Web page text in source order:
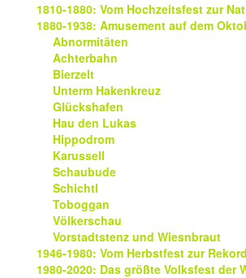
1810-1880: Vom Hochzeitsfest zur
1880-1938: Amusement auf dem
Abnormitäten
Achterbahn
Bierzelt
Unterm Hakenkreuz
Glückshafen
Hau den Lukas
Hippodrom
Karussell
Schaubude
Schichtl
Toboggan
Völkerschau
Vorstadtstenz und Wiesnbraut
1946-1980: Vom Herbstfest zur
1980-2020: Das größte Volksfest der